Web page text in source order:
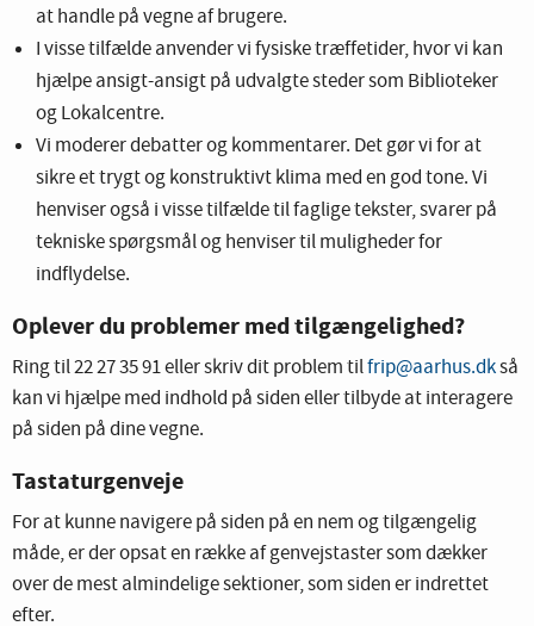
at handle på vegne af brugere.
I visse tilfælde anvender vi fysiske træffetider, hvor vi kan
hjælpe ansigt-ansigt på udvalgte steder som Biblioteker
og Lokalcentre.
Vi moderer debatter og kommentarer. Det gør vi for at
sikre et trygt og konstruktivt klima med en god tone. Vi
henviser også i visse tilfælde til faglige tekster, svarer på
tekniske spørgsmål og henviser til muligheder for
indflydelse.
Oplever du problemer med tilgængelighed?
Ring til 22 27 35 91 eller skriv dit problem tilfrip@aarhus.dkså
kan vi hjælpe med indhold på siden eller tilbyde at interagere
på siden på dine vegne.
Tastaturgenveje
For at kunne navigere på siden på en nem og tilgængelig
måde, er der opsat en række af genvejstaster som dækker
over de mest almindelige sektioner, som siden er indrettet
efter.